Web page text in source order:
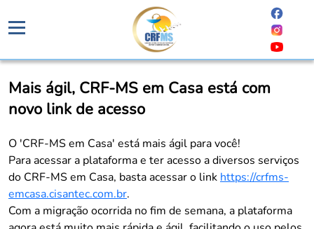
Institucional
Apresentação
Estrutura
Diretoria
Plenário
Ex Presidentes
Fiscalização
Fiscais
Orientação
Processos Fiscais
Relatórios
Ética Profissional
Código de Ética
Comissão de Ética
Comunicado de Julgamento
Resultado de Julgamento / Acórdão
Serviços
Primeira Inscrição Profissional – Pré-Inscrição Online
PRÉ CADASTRO DE EMPRESA
Cartas de Serviços – Procedimentos e formulários
Portal da Transparência
Grupos de Trabalho
Mais ágil, CRF-MS em Casa está com
novo link de acesso
O 'CRF-MS em Casa' está mais ágil para você!
Para acessar a plataforma e ter acesso a diversos serviços
do CRF-MS em Casa, basta acessar o link https://crfms-
emcasa.cisantec.com.br.
Com a migração ocorrida no fim de semana, a plataforma